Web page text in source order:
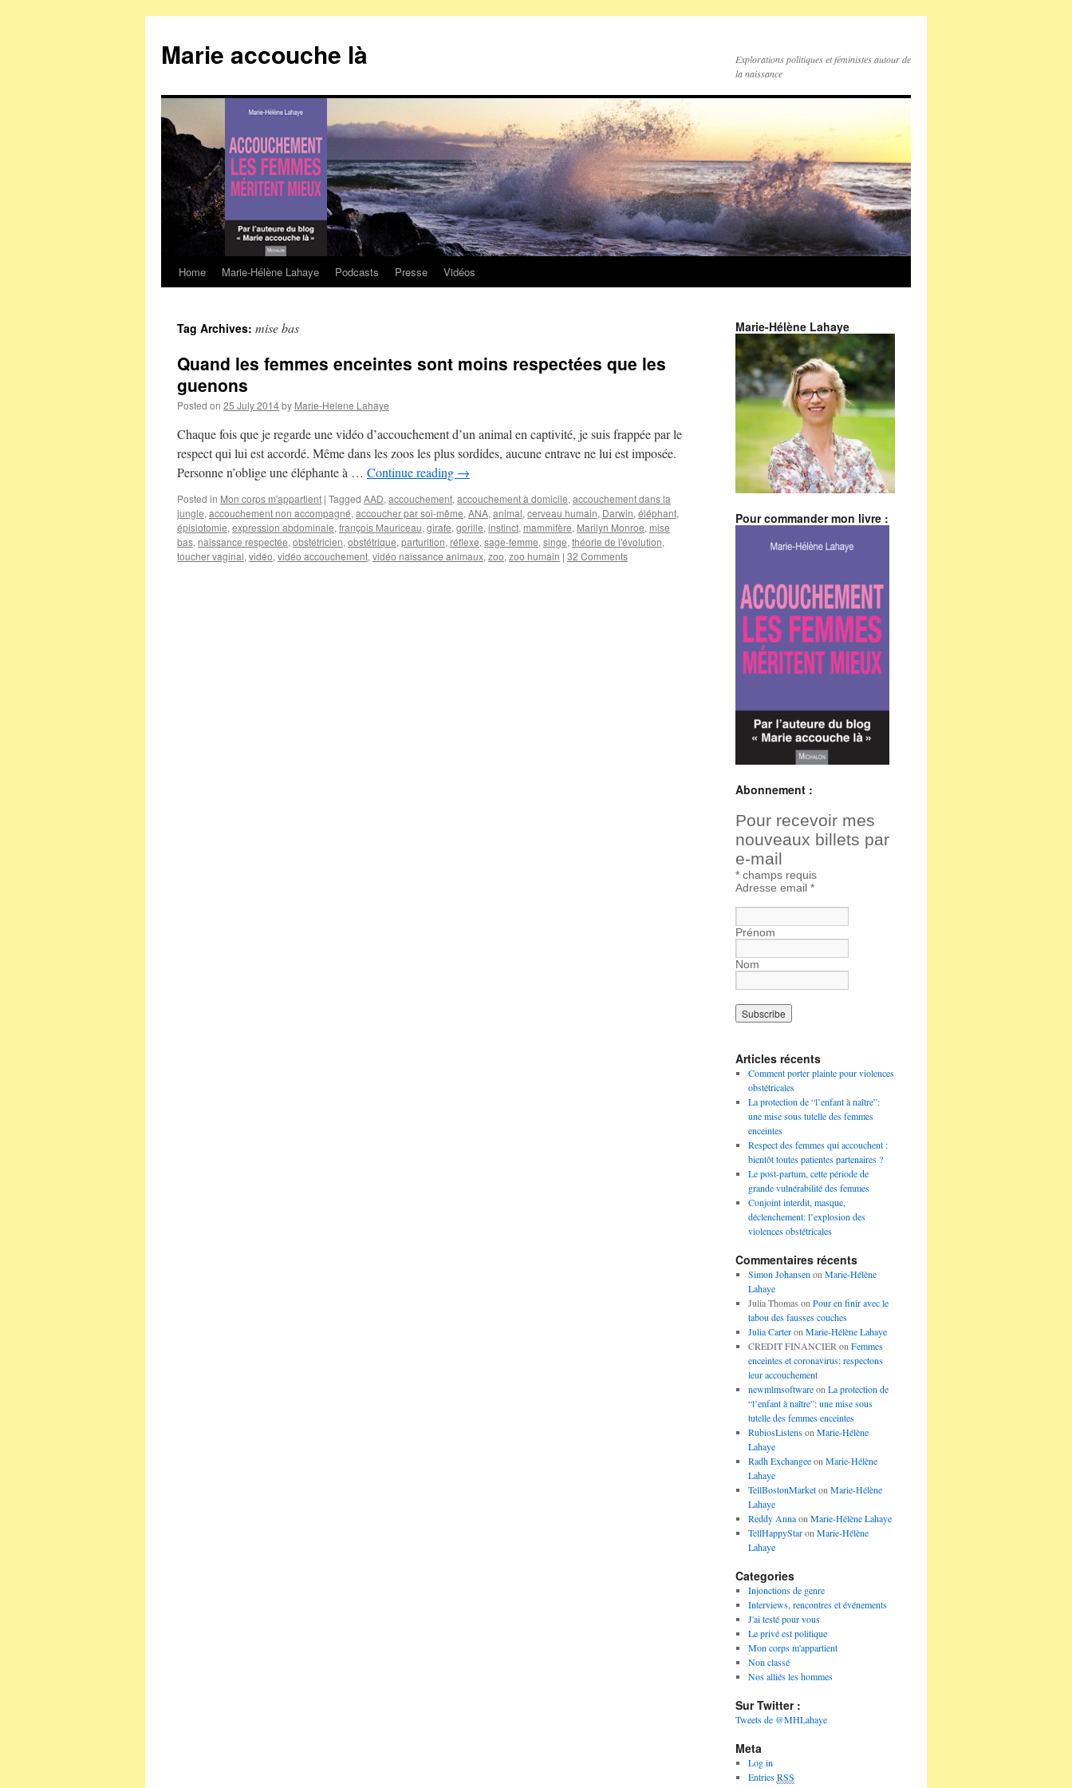
Marie accouche là
Explorations politiques et féministes autour de
la naissance
Skip
content
Home Marie-Hélène Lahaye Podcasts Presse Vidéos
Tag Archives: mise bas
Quand les femmes enceintes sont moins respectées que les
guenons
Posted on 25 July 2014by Marie-Helene Lahaye
Chaque fois que je regarde une vidéo d’accouchement d’un animal en captivité, je suis frappée par le
respect qui lui est accordé. Même dans les zoos les plus sordides, aucune entrave ne lui est imposée.
Personne n’oblige une éléphante à … Continue reading →
Posted in Mon corps m'appartient | Tagged AAD, accouchement, accouchement à domicile, accouchement dans la
jungle, accouchement non accompagné, accoucher par soi-même, ANA, animal, cerveau humain, Darwin, éléphant,
épisiotomie, expression abdominale, françois Mauriceau, girafe, gorille, instinct, mammifère, Marilyn Monroe, mise
bas, naissance respectée, obstétricien, obstétrique, parturition, réflexe, sage-femme, singe, théorie de l'évolution,
toucher vaginal, vidéo, vidéo accouchement, vidéo naissance animaux, zoo, zoo humain | 32 Comments
Marie-Hélène Lahaye
Pour commander mon livre :
Abonnement :
Pour recevoir mes
nouveaux billets par
e-mail
* champs requis
Adresse email *
Prénom
Nom
Articles récents
Comment porter plainte pour violences
obstétricales
La protection de “l’enfant à naître”:
une mise sous tutelle des femmes
enceintes
Respect des femmes qui accouchent :
bientôt toutes patientes partenaires ?
Le post-partum, cette période de
grande vulnérabilité des femmes
Conjoint interdit, masque,
déclenchement: l’explosion des
violences obstétricales
Commentaires récents
Simon Johansen on Marie-Hélène
Lahaye
Julia Thomas on Pour en finir avec le
tabou des fausses couches
Julia Carteron Marie-Hélène Lahaye
CREDIT FINANCIER on Femmes
enceintes et coronavirus: respectons
leur accouchement
newmlmsoftwareon La protection de
“l’enfant à naître”: une mise sous
tutelle des femmes enceintes
RubiosListenson Marie-Hélène
Lahaye
Radh Exchangeeon Marie-Hélène
Lahaye
TellBostonMarketon Marie-Hélène
Lahaye
Reddy Annaon Marie-Hélène Lahaye
TellHappyStaron Marie-Hélène
Lahaye
Categories
Injonctions de genre
Interviews, rencontres et événements
J'ai testé pour vous
Le privé est politique
Mon corps m'appartient
Non classé
Nos alliés les hommes
Sur Twitter :
Tweets de @MHLahaye
Meta
Log in
EntriesRSS